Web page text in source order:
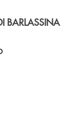
BARLASSINA